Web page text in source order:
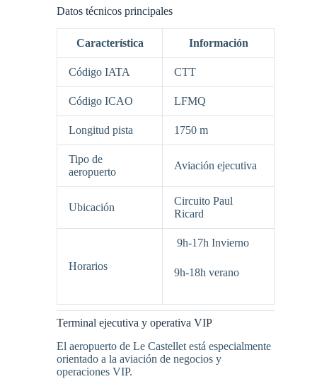
Datos técnicos principales
Característica Información
Código IATA CTT
Código ICAO LFMQ
Longitud pista 1750 m
Tipo de
aeropuerto
Aviación ejecutiva
Ubicación
Circuito Paul
Ricard
Horarios
9h-17h Invierno
9h-18h verano
Terminal ejecutiva y operativa VIP
El aeropuerto de Le Castellet está especialmente
orientado a la aviación de negocios y
operaciones VIP.